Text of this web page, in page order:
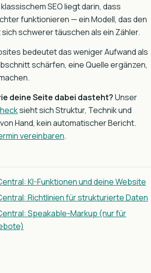
SEO liegt darin, dass
funktionieren — ein Modell, das den
schwerer täuschen als ein Zähler.
bedeutet das weniger Aufwand als
schärfen, eine Quelle ergänzen,
deine Seite dabei dasteht?Unser
sieht sich Struktur, Technik und
Hand, kein automatischer Bericht.
vereinbaren.
KI-Funktionen und deine Website
Richtlinien für strukturierte Daten
Speakable-Markup (nur für